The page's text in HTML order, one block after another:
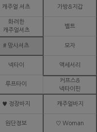
캐주얼 셔츠 가방&지갑
화려한
캐주얼셔츠
벨트
# 망사셔츠 모자
넥타이 액세서리
루프타이
커프스&
넥타이핀
♥ 정장바지 캐주얼바지
원단정보 ♡ Woman